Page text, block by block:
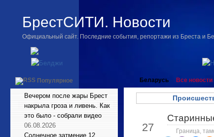
БрестСИТИ. Новости
Официальный сайт. Последние события, репортажи из Бреста и
Популярное
Вечером после жары Брест
накрыла гроза и ливень. Как
это было - собрали видео
06.08.2026
Солнечное затмение 12
Беларусь Все новости
27 Граница,